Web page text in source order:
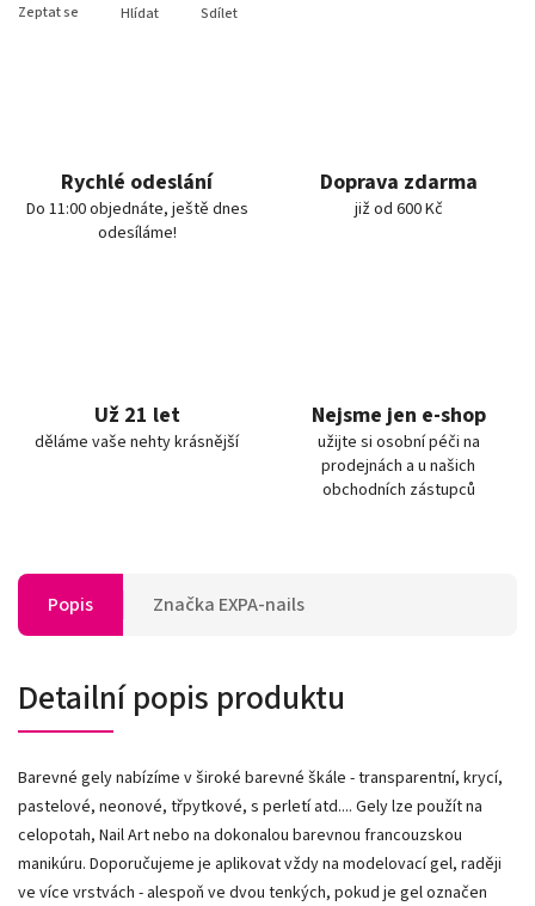
Zeptat se Hlídat Sdílet
Rychlé odeslání
Do 11:00 objednáte, ještě dnes
odesíláme!
Doprava zdarma
již od 600 Kč
Už 21 let
děláme vaše nehty krásnější
Nejsme jen e-shop
užijte si osobní péči na
prodejnách a u našich
obchodních zástupců
Popis Značka EXPA-nails
Detailní popis produktu
Barevné gely nabízíme v široké barevné škále - transparentní, krycí,
pastelové, neonové, třpytkové, s perletí atd.... Gely lze použít na
celopotah, Nail Art nebo na dokonalou barevnou francouzskou
manikúru. Doporučujeme je aplikovat vždy na modelovací gel, raději
ve více vrstvách - alespoň ve dvou tenkých, pokud je gel označen